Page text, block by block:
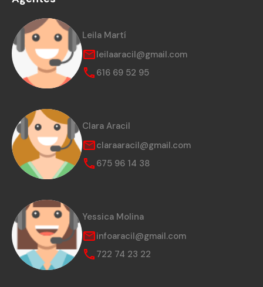
Leila Martí
leilaaracil@gmail.com
616 69 52 95
Clara Aracil
claraaracil@gmail.com
675 96 14 38
Yessica Molina
infoaracil@gmail.com
722 74 23 22